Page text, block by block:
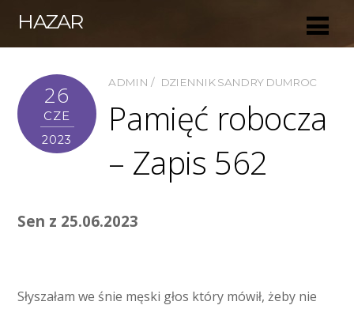
HAZAR
26
CZE
2023
ADMIN DZIENNIK SANDRY DUMROC
Pamięć robocza
– Zapis 562
Sen z 25.06.2023
Słyszałam we śnie męski głos który mówił, żeby nie